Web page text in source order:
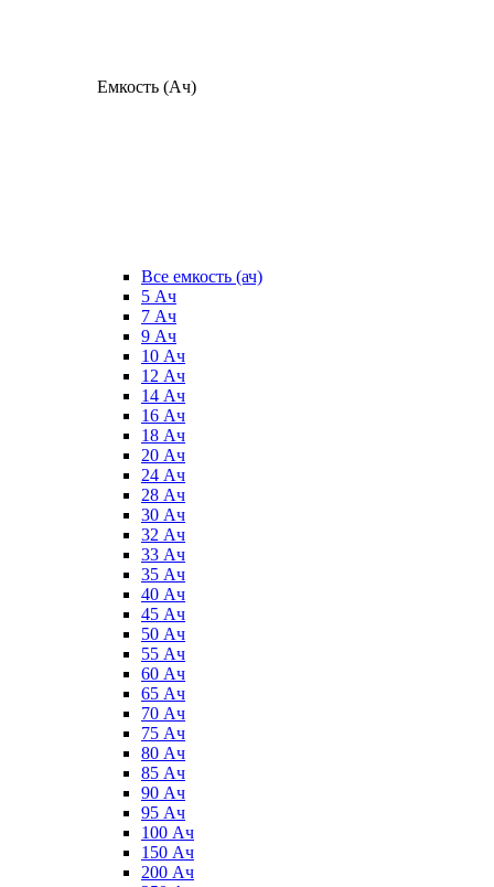
Емкость (Ач)
Все емкость (ач)
5 Ач
7 Ач
9 Ач
10 Ач
12 Ач
14 Ач
16 Ач
18 Ач
20 Ач
24 Ач
28 Ач
30 Ач
32 Ач
33 Ач
35 Ач
40 Ач
45 Ач
50 Ач
55 Ач
60 Ач
65 Ач
70 Ач
75 Ач
80 Ач
85 Ач
90 Ач
95 Ач
100 Ач
150 Ач
200 Ач